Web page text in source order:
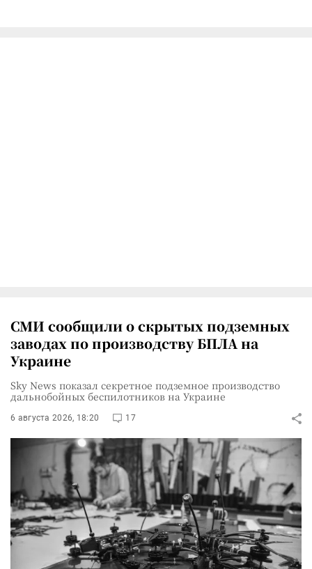
СМИ сообщили о скрытых подземных
заводах по производству БПЛА на
Украине
Sky News показал секретное подземное производство
дальнобойных беспилотников на Украине
6 августа 2026, 18:20 17